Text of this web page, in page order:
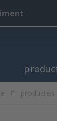
producten